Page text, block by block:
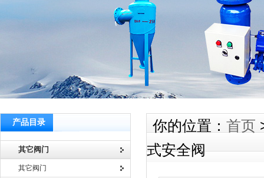
产品目录
其它阀门
其它阀门
你的位置： 首页
式安全阀